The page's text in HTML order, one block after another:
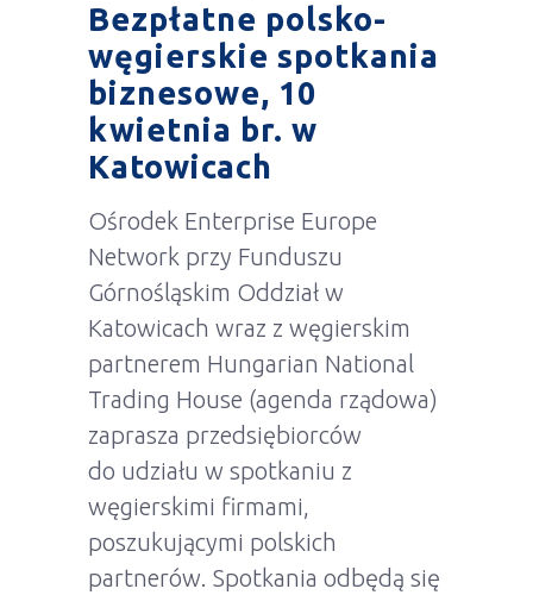
Bezpłatne polsko-
węgierskie spotkania
biznesowe, 10
kwietnia br. w
Katowicach
Ośrodek Enterprise Europe
Network przy Funduszu
Górnośląskim Oddział w
Katowicach wraz z węgierskim
partnerem Hungarian National
Trading House (agenda rządowa)
zaprasza przedsiębiorców
do udziału w spotkaniu z
węgierskimi firmami,
poszukującymi polskich
partnerów. Spotkania odbędą się